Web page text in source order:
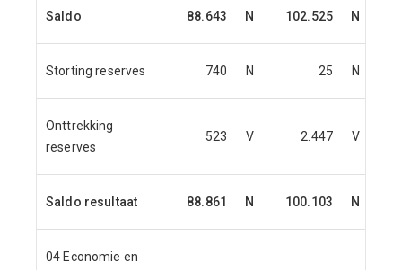
Saldo 88.643 N 102.525 N
Storting reserves 740 N 25 N
Onttrekking
reserves
523 V 2.447 V
Saldo resultaat 88.861 N 100.103 N
04 Economie en